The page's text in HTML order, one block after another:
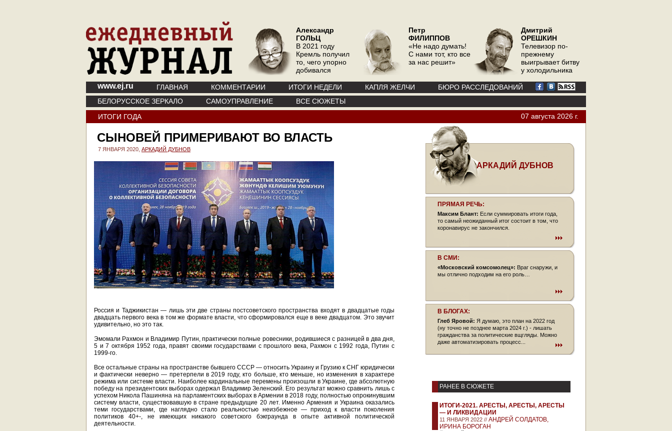
Александр
ГОЛЬЦ
В 2021 году
Кремль получил
то, чего упорно
добивался
Петр
ФИЛИППОВ
«Не надо думать!
С нами тот, кто все
за нас решит»
Дмитрий
ОРЕШКИН
Телевизор по-
прежнему
выигрывает битву
у холодильника
www.ej.ru ГЛАВНАЯ КОММЕНТАРИИ ИТОГИ НЕДЕЛИ КАПЛЯ ЖЕЛЧИ
БЮРО РАССЛЕДОВАНИЙ
БЕЛОРУССКОЕ ЗЕРКАЛО
САМОУПРАВЛЕНИЕ
ВСЕ СЮЖЕТЫ
ИТОГИ ГОДА
07 августа 2026 г.
СЫНОВЕЙ ПРИМЕРИВАЮТ ВО ВЛАСТЬ
7 ЯНВАРЯ 2020, АРКАДИЙ ДУБНОВ
Россия и Таджикистан — лишь эти две страны постсоветского пространства входят в двадцатые годы
двадцать первого века в том же формате власти, что сформировался еще в веке двадцатом. Это звучит
удивительно, но это так.
Эмомали Рахмон и Владимир Путин, практически полные ровесники, родившиеся с разницей в два дня,
5 и 7 октября 1952 года, правят своими государствами с прошлого века, Рахмон с 1992 года, Путин с
1999-го.
Все остальные страны на пространстве бывшего СССР — относить Украину и Грузию к СНГ юридически
и фактически неверно — претерпели в 2019 году, кто больше, кто меньше, но изменения в характере
режима или системе власти. Наиболее кардинальные перемены произошли в Украине, где абсолютную
победу на президентских выборах одержал Владимир Зеленский. Его результат можно сравнить лишь с
успехом Никола Пашиняна на парламентских выборах в Армении в 2018 году, полностью опрокинувшим
систему власти, существовавшую в стране предыдущие 20 лет. Именно Армения и Украина оказались
теми государствами, где наглядно стало реальностью неизбежное — приход к власти поколения
политиков 40+-, не имеющих никакого советского бэкграунда в опыте активной политической
деятельности.
АРКАДИЙ ДУБНОВ
ПРЯМАЯ РЕЧЬ:
Максим Блант: Если суммировать итоги года,
то самый неожиданный итог состоит в том, что
коронавирус не закончился.
В СМИ:
«Московский комсомолец»: Враг снаружи, и
мы отлично подходим на его роль…
В БЛОГАХ:
Глеб Яровой: Я думаю, это план на 2022 год
(ну точно не позднее марта 2024 г.) - лишать
гражданства за политические вщгляды. Можно
даже автоматизировать процесс...
РАНЕЕ В СЮЖЕТЕ
ИТОГИ-2021. АРЕСТЫ, АРЕСТЫ, АРЕСТЫ
— И ЛИКВИДАЦИИ
11 ЯНВАРЯ 2022 // АНДРЕЙ СОЛДАТОВ,
ИРИНА БОРОГАН